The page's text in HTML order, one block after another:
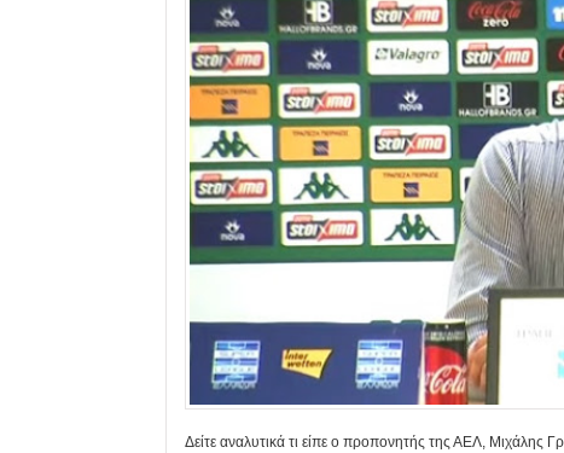
Δείτε αναλυτικά τι είπε ο προπονητής της ΑΕΛ, Μιχάλης